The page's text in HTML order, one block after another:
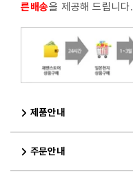
른배송을 제공해 드립니다.
제품안내
주문안내